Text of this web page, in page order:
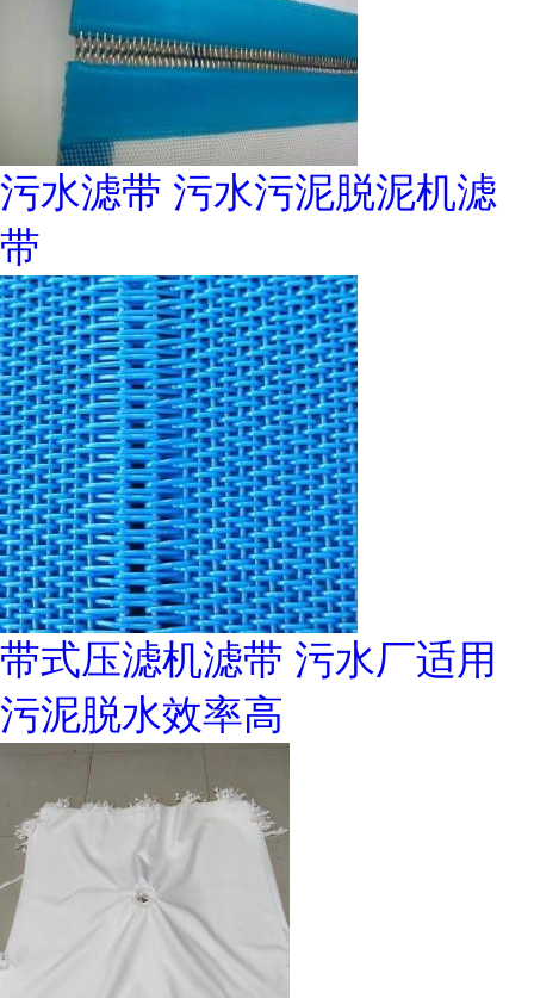
污水滤带 污水污泥脱泥机滤
带
带式压滤机滤带 污水厂适用
污泥脱水效率高